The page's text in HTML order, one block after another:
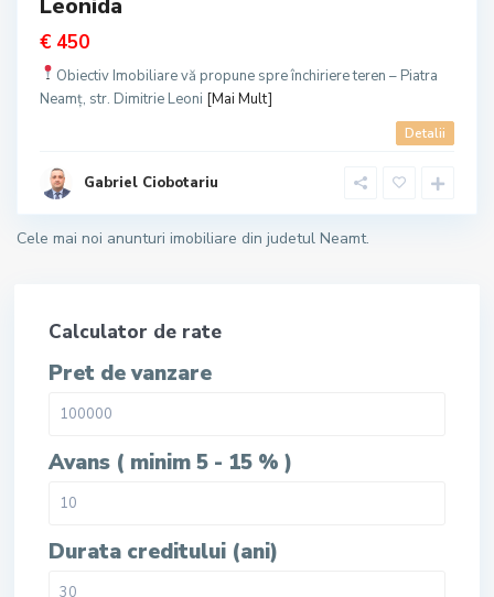
€ 450
Obiectiv Imobiliare vă propune spre închiriere teren – Piatra
Neamț, str. Dimitrie Leoni [Mai Mult]
Detalii
Gabriel Ciobotariu
Cele mai noi anunturi imobiliare din judetul Neamt.
Calculator de rate
Pret de vanzare
Avans ( minim 5 - 15 % )
Durata creditului (ani)